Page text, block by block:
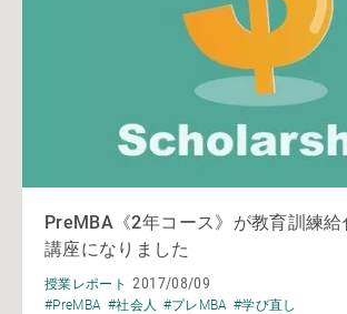
PreMBA《2年コース》が教育訓練給
講座になりました
授業レポート 2017/08/09
#PreMBA #社会人 #プレMBA #学び直し